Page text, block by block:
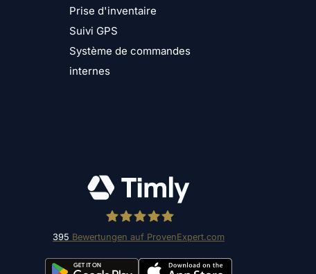
Prise d'inventaire
Suivi GPS
Système de commandes
internes
Timly Software AG
395 Bewertungen auf ProvenExpert.com